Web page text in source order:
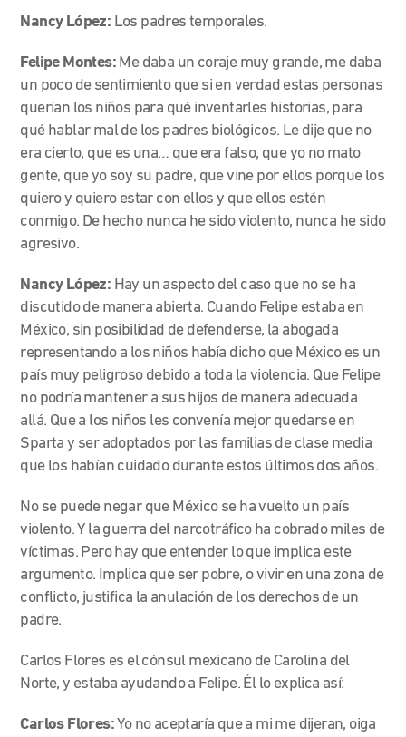
Nancy López: Los padres temporales.
Felipe Montes: Me daba un coraje muy grande, me daba
un poco de sentimiento que si en verdad estas personas
querían los niños para qué inventarles historias, para
qué hablar mal de los padres biológicos. Le dije que no
era cierto, que es una… que era falso, que yo no mato
gente, que yo soy su padre, que vine por ellos porque los
quiero y quiero estar con ellos y que ellos estén
conmigo. De hecho nunca he sido violento, nunca he sido
agresivo.
Nancy López: Hay un aspecto del caso que no se ha
discutido de manera abierta. Cuando Felipe estaba en
México, sin posibilidad de defenderse, la abogada
representando a los niños había dicho que México es un
país muy peligroso debido a toda la violencia. Que Felipe
no podría mantener a sus hijos de manera adecuada
allá. Que a los niños les convenía mejor quedarse en
Sparta y ser adoptados por las familias de clase media
que los habían cuidado durante estos últimos dos años.
No se puede negar que México se ha vuelto un país
violento. Y la guerra del narcotráfico ha cobrado miles de
víctimas. Pero hay que entender lo que implica este
argumento. Implica que ser pobre, o vivir en una zona de
conflicto, justifica la anulación de los derechos de un
padre.
Carlos Flores es el cónsul mexicano de Carolina del
Norte, y estaba ayudando a Felipe. Él lo explica así:
Carlos Flores:Yo no aceptaría que a mi me dijeran, oiga